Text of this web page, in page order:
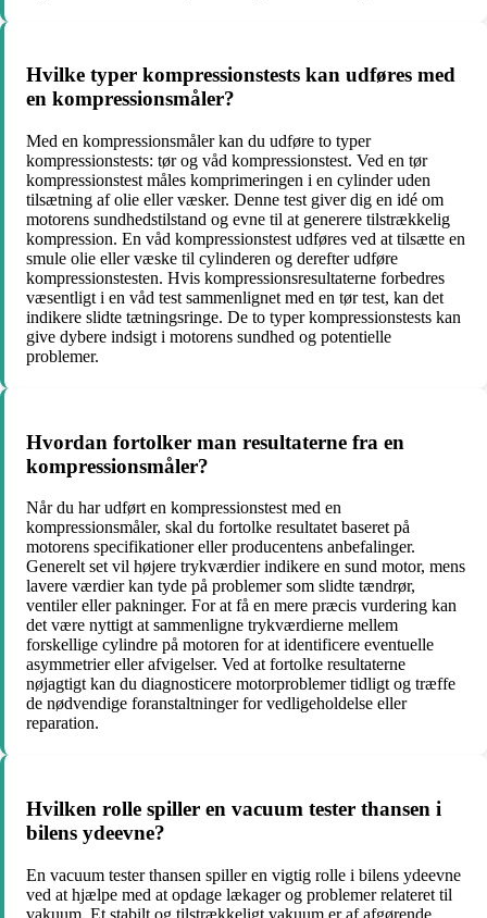
Hvilke typer kompressionstests kan udføres med
en kompressionsmåler?
Med en kompressionsmåler kan du udføre to typer
kompressionstests: tør og våd kompressionstest. Ved en tør
kompressionstest måles komprimeringen i en cylinder uden
tilsætning af olie eller væsker. Denne test giver dig en idé om
motorens sundhedstilstand og evne til at generere tilstrækkelig
kompression. En våd kompressionstest udføres ved at tilsætte en
smule olie eller væske til cylinderen og derefter udføre
kompressionstesten. Hvis kompressionsresultaterne forbedres
væsentligt i en våd test sammenlignet med en tør test, kan det
indikere slidte tætningsringe. De to typer kompressionstests kan
give dybere indsigt i motorens sundhed og potentielle
problemer.
Hvordan fortolker man resultaterne fra en
kompressionsmåler?
Når du har udført en kompressionstest med en
kompressionsmåler, skal du fortolke resultatet baseret på
motorens specifikationer eller producentens anbefalinger.
Generelt set vil højere trykværdier indikere en sund motor, mens
lavere værdier kan tyde på problemer som slidte tændrør,
ventiler eller pakninger. For at få en mere præcis vurdering kan
det være nyttigt at sammenligne trykværdierne mellem
forskellige cylindre på motoren for at identificere eventuelle
asymmetrier eller afvigelser. Ved at fortolke resultaterne
nøjagtigt kan du diagnosticere motorproblemer tidligt og træffe
de nødvendige foranstaltninger for vedligeholdelse eller
reparation.
Hvilken rolle spiller en vacuum tester thansen i
bilens ydeevne?
En vacuum tester thansen spiller en vigtig rolle i bilens ydeevne
ved at hjælpe med at opdage lækager og problemer relateret til
vakuum. Et stabilt og tilstrækkeligt vakuum er af afgørende